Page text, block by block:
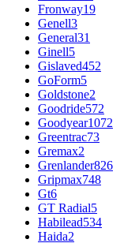
Fronway19
Genell3
General31
Ginell5
Gislaved452
GoForm5
Goldstone2
Goodride572
Goodyear1072
Greentrac73
Gremax2
Grenlander826
Gripmax748
Gt6
GT Radial5
Habilead534
Haida2